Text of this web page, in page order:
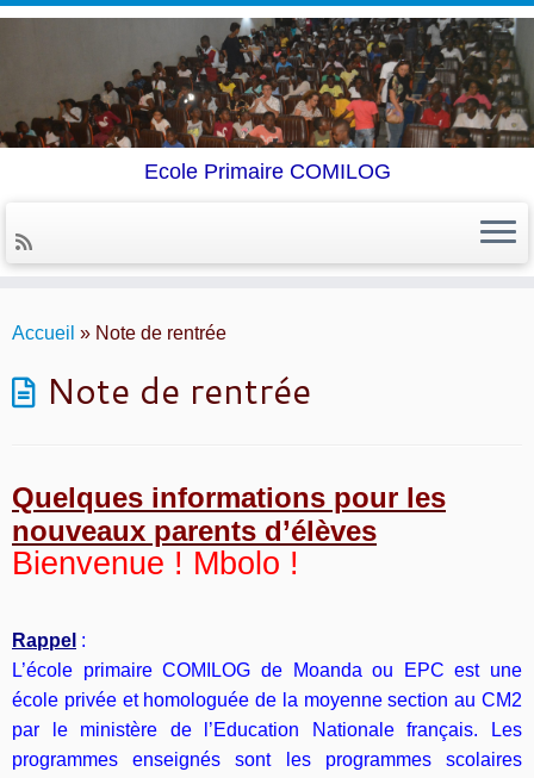
to
Ecole Primaire COMILOG
Accueil » Note de rentrée
Note de rentrée
Quelques informations pour les
nouveaux parents d’élèves
Bienvenue ! Mbolo !
Rappel :
L’école primaire COMILOG de Moanda ou EPC est une
école privée et homologuée de la moyenne section au CM2
par le ministère de l’Education Nationale français. Les
programmes enseignés sont les programmes scolaires